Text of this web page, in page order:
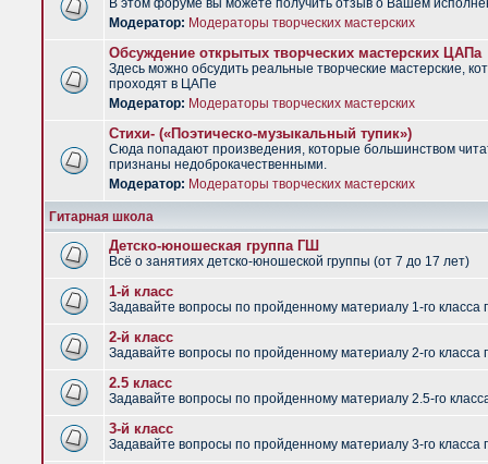
В этом форуме вы можете получить отзыв о Вашем
Модератор: Модераторы творческих мастерских
Обсуждение открытых творческих мастерских ЦАПа
Здесь можно обсудить реальные творческие мастерские,
проходят в ЦАПе
Модератор: Модераторы творческих мастерских
Стихи- («Поэтическо-музыкальный тупик»)
Сюда попадают произведения, которые большинством
признаны недоброкачественными.
Модератор: Модераторы творческих мастерских
Гитарная школа
Детско-юношеская группа ГШ
Всё о занятиях детско-юношеской группы (от 7 до 17 лет)
1-й класс
Задавайте вопросы по пройденному материалу 1-го класса
2-й класс
Задавайте вопросы по пройденному материалу 2-го класса
2.5 класс
Задавайте вопросы по пройденному материалу 2.5-го
3-й класс
Задавайте вопросы по пройденному материалу 3-го класса